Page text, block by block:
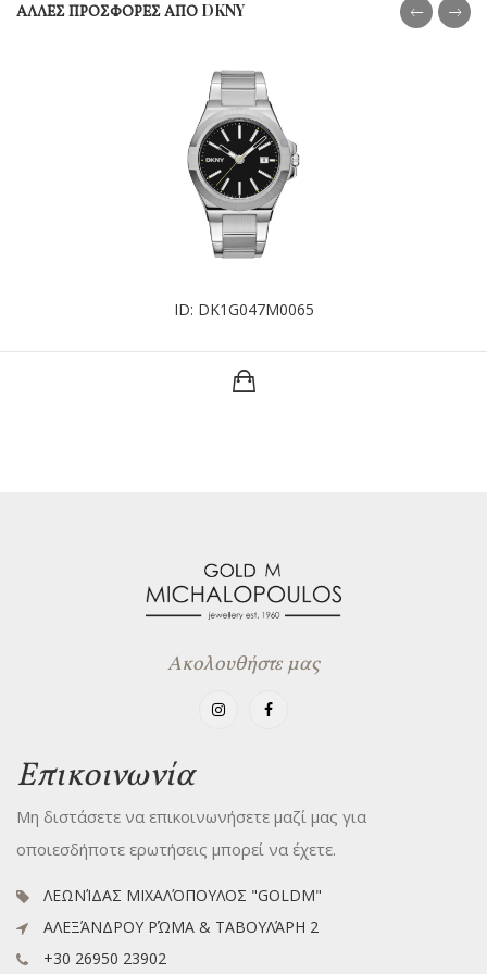
ΑΛΛΕΣ ΠΡΟΣΦΟΡΕΣ ΑΠΟ DKNY
ID: DK1G047M0065
Ακολουθήστε μας
Επικοινωνία
Μη διστάσετε να επικοινωνήσετε μαζί μας για
οποιεσδήποτε ερωτήσεις μπορεί να έχετε.
ΛΕΩΝΊΔΑΣ ΜΙΧΑΛΌΠΟΥΛΟΣ "GOLDM"
ΑΛΕΞΆΝΔΡΟΥ ΡΏΜΑ & ΤΑΒΟΥΛΆΡΗ 2
+30 26950 23902